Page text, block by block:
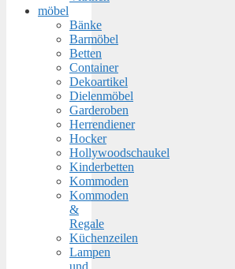
möbel
Bänke
Barmöbel
Betten
Container
Dekoartikel
Dielenmöbel
Garderoben
Herrendiener
Hocker
Hollywoodschaukel
Kinderbetten
Kommoden
Kommoden
&
Regale
Küchenzeilen
Lampen
und